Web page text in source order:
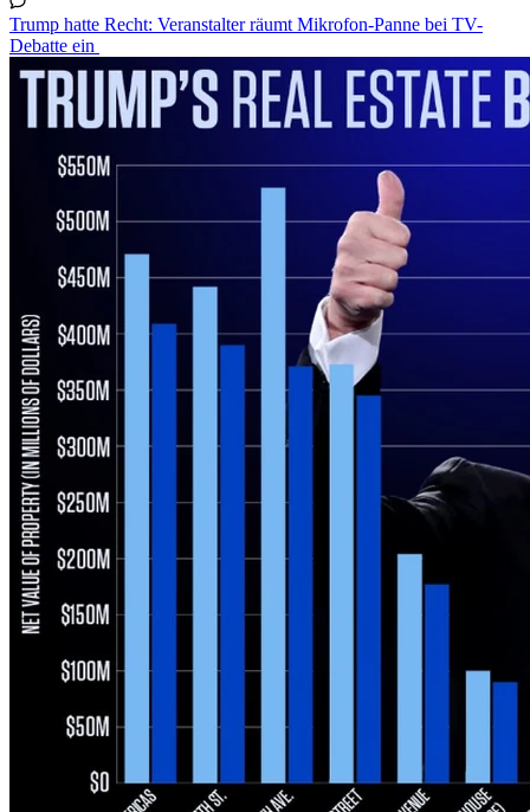
Trump hatte Recht: Veranstalter räumt Mikrofon-Panne bei TV-
Debatte ein